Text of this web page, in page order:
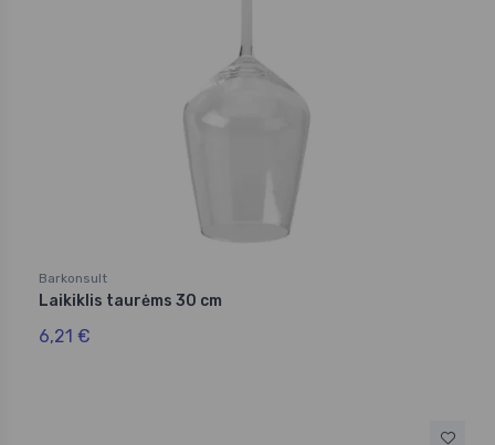
Barkonsult
Laikiklis taurėms 30 cm
6,21 €